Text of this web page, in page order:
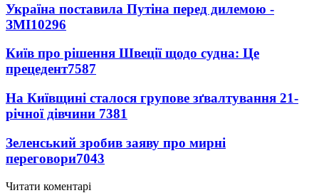
Україна поставила Путіна перед дилемою -
ЗМІ10296
Київ про рішення Швеції щодо судна: Це
прецедент7587
На Київщині сталося групове зґвалтування 21-
річної дівчини 7381
Зеленський зробив заяву про мирні
переговори7043
Читати коментарі